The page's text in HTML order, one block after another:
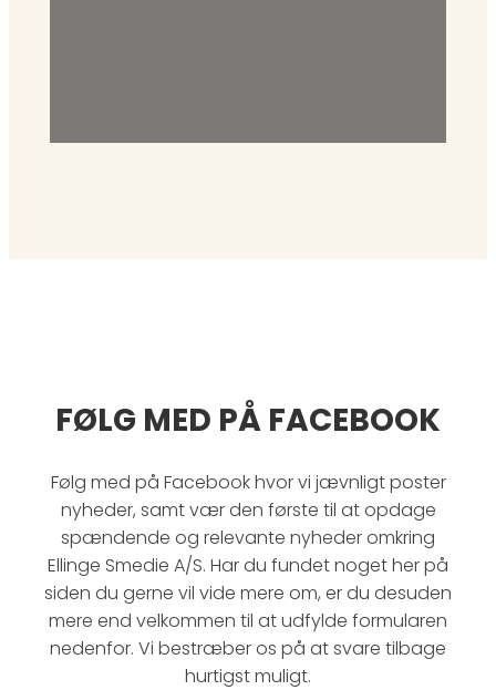
FØLG MED PÅ FACEBOOK
Følg med på Facebook hvor vi jævnligt poster
nyheder, samt vær den første til at opdage
spændende og relevante nyheder omkring
Ellinge Smedie A/S. Har du fundet noget her på
siden du gerne vil vide mere om, er du desuden
mere end velkommen til at udfylde formularen
nedenfor. Vi bestræber os på at svare tilbage
hurtigst muligt.